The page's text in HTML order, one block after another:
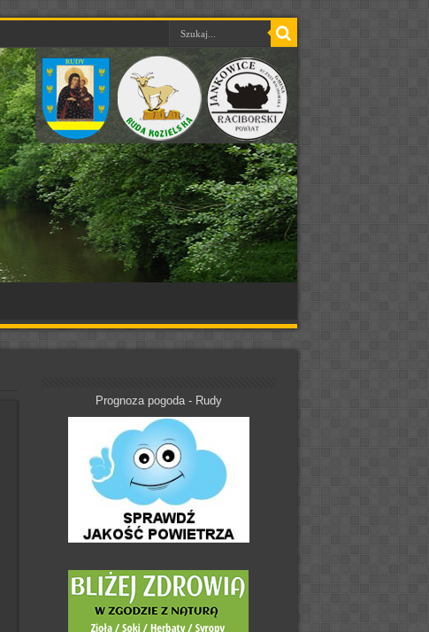
Prognoza pogoda - Rudy